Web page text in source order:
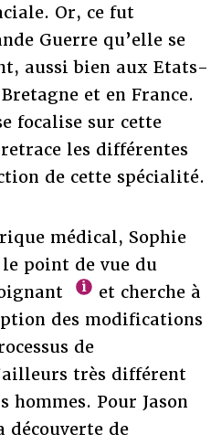
Or, ce fut
Guerre qu’elle se
aussi bien aux Etats-
et en France.
focalise sur cette
les différentes
de cette spécialité.
médical, Sophie
point de vue du
et cherche à
des modifications
de
très différent
hommes. Pour Jason
découverte de